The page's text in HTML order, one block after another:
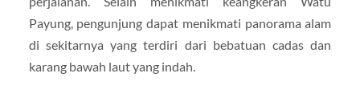
Payung, pengunjung dapat menikmati panorama alam
di sekitarnya yang terdiri dari bebatuan cadas dan
karang bawah laut yang indah.